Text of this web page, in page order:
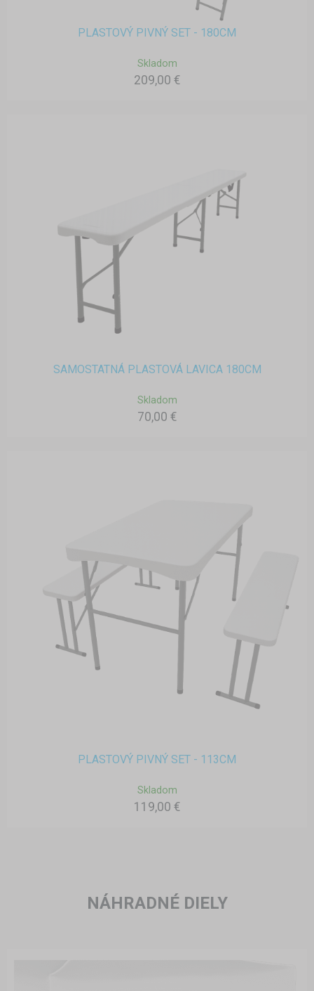
PLASTOVÝ PIVNÝ SET - 180CM
Skladom
209,00 €
SAMOSTATNÁ PLASTOVÁ LAVICA 180CM
Skladom
70,00 €
PLASTOVÝ PIVNÝ SET - 113CM
Skladom
119,00 €
NÁHRADNÉ DIELY